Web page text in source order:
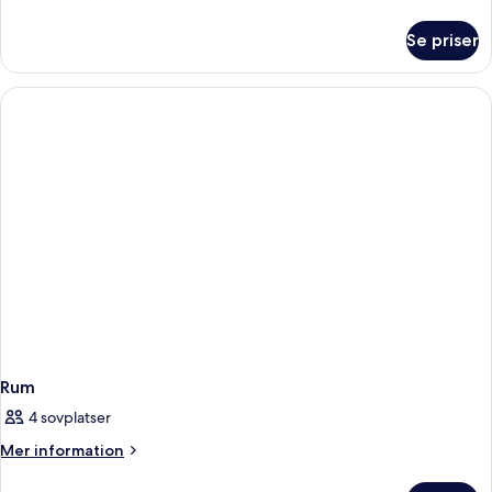
Se priser
Rum
4 sovplatser
Mer information
Mer